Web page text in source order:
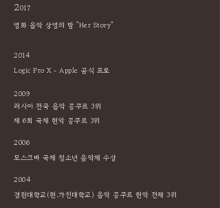
2017
영화 음악 상영의 밤 "Her Story"
2014
Logic Pro X - Apple 공식 프로
2009
러시아 전국 음악 콩쿠르 3위
제 6회 국제 현악 콩쿠르 3위
2006
모스크바 국제 청소년 음악제 수상
2004
경원대학교(현.가천대학교) 음악 콩쿠르 현악 전체 3위